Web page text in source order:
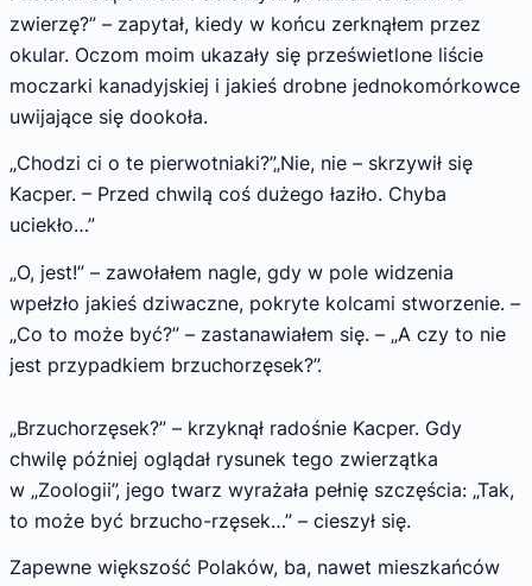
zwierzę?” – zapytał, kiedy w końcu zerknąłem przez
okular. Oczom moim ukazały się prześwietlone liście
moczarki kanadyjskiej i jakieś drobne jednokomórkowce
uwijające się dookoła.
„Chodzi ci o te pierwotniaki?”„Nie, nie – skrzywił się
Kacper. – Przed chwilą coś dużego łaziło. Chyba
uciekło…”
„O, jest!” – zawołałem nagle, gdy w pole widzenia
wpełzło jakieś dziwaczne, pokryte kolcami stworzenie. –
„Co to może być?” – zastanawiałem się. – „A czy to nie
jest przypadkiem brzuchorzęsek?”.
„Brzuchorzęsek?” – krzyknął radośnie Kacper. Gdy
chwilę później oglądał rysunek tego zwierzątka
w „Zoologii”, jego twarz wyrażała pełnię szczęścia: „Tak,
to może być brzucho-rzęsek…” – cieszył się.
Zapewne większość Polaków, ba, nawet mieszkańców